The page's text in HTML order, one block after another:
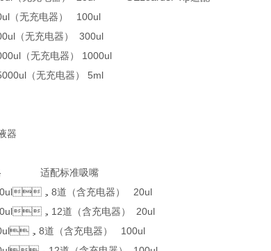
（无充电器） 100ul
（无充电器） 300ul
（无充电器） 1000ul
（无充电器） 5ml
器
配标准吸嘴
，8道（含充电器） 20ul
，12道（含充电器） 20ul
，8道（含充电器） 100ul